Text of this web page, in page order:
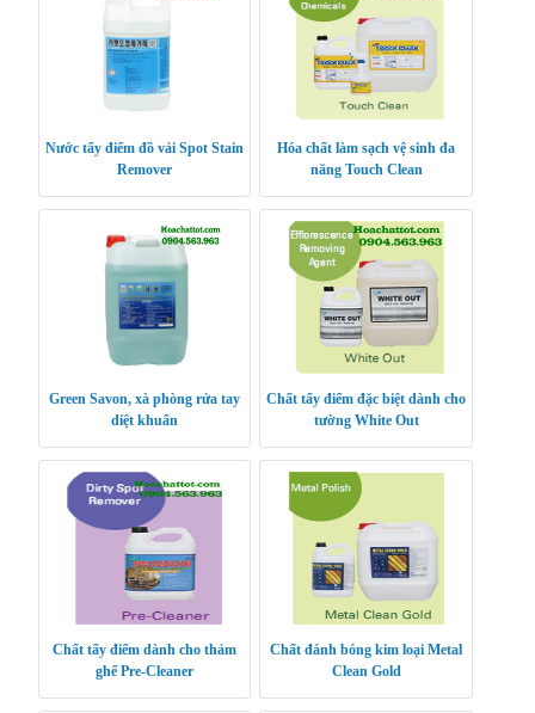
Nước tẩy điểm đồ vải Spot Stain
Remover
Hóa chất làm sạch vệ sinh đa
năng Touch Clean
Green Savon, xà phòng rửa tay
diệt khuẩn
Chất tẩy điểm đặc biệt dành cho
tường White Out
Chất tẩy điểm dành cho thảm
ghế Pre-Cleaner
Chất đánh bóng kim loại Metal
Clean Gold